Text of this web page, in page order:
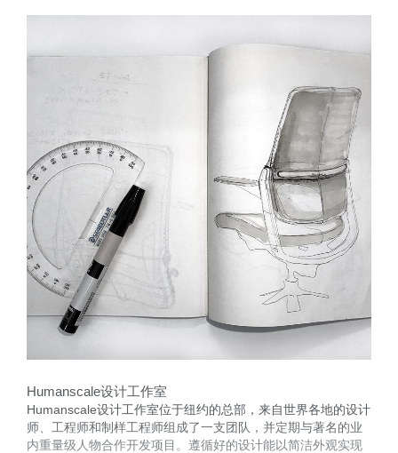
Humanscale设计工作室
Humanscale设计工作室位于纽约的总部，来自世界各地的设计
师、工程师和制样工程师组成了一支团队，并定期与著名的业
内重量级人物合作开发项目。遵循好的设计能以简洁外观实现